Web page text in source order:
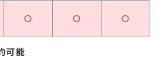
〇 〇 〇
可能